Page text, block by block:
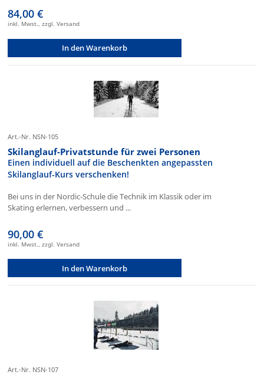
84,00 €
inkl. Mwst., zzgl. Versand
In den Warenkorb
Art.-Nr. NSN-105
Skilanglauf-Privatstunde für zwei Personen
Einen individuell auf die Beschenkten angepassten
Skilanglauf-Kurs verschenken!
Bei uns in der Nordic-Schule die Technik im Klassik oder im
Skating erlernen, verbessern und ...
90,00 €
inkl. Mwst., zzgl. Versand
In den Warenkorb
Art.-Nr. NSN-107